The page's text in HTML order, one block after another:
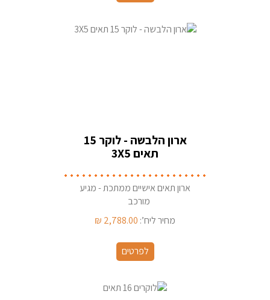
ארון הלבשה - לוקר 15
תאים 3X5
ארון תאים אישיים ממתכת - מגיע
מורכב
מחיר ליח’: 2,788.00
₪
לפרטים